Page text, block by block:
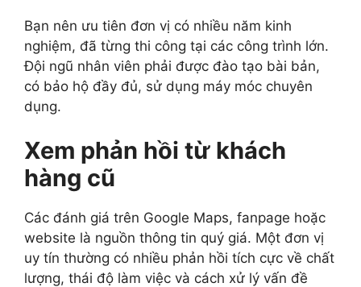
Bạn nên ưu tiên đơn vị có nhiều năm kinh
nghiệm, đã từng thi công tại các công trình lớn.
Đội ngũ nhân viên phải được đào tạo bài bản,
có bảo hộ đầy đủ, sử dụng máy móc chuyên
dụng.
Xem phản hồi từ khách
hàng cũ
Các đánh giá trên Google Maps, fanpage hoặc
website là nguồn thông tin quý giá. Một đơn vị
uy tín thường có nhiều phản hồi tích cực về chất
lượng, thái độ làm việc và cách xử lý vấn đề